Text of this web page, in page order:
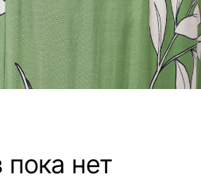
нет